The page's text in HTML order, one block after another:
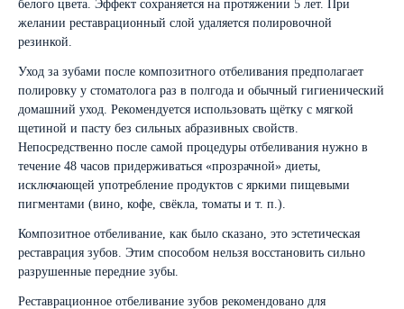
белого цвета. Эффект сохраняется на протяжении 5 лет. При
желании реставрационный слой удаляется полировочной
резинкой.
Уход за зубами после композитного отбеливания предполагает
полировку у стоматолога раз в полгода и обычный гигиенический
домашний уход. Рекомендуется использовать щётку с мягкой
щетиной и пасту без сильных абразивных свойств.
Непосредственно после самой процедуры отбеливания нужно в
течение 48 часов придерживаться «прозрачной» диеты,
исключающей употребление продуктов с яркими пищевыми
пигментами (вино, кофе, свёкла, томаты и т. п.).
Композитное отбеливание, как было сказано, это эстетическая
реставрация зубов. Этим способом нельзя восстановить сильно
разрушенные передние зубы.
Реставрационное отбеливание зубов рекомендовано для